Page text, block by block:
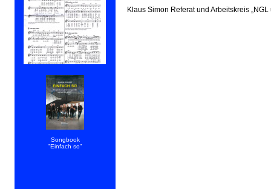
Klaus Simon Referat und Arbeitskreis
Liederzeitung 2019
(Download)
Songbook
"Einfach so"